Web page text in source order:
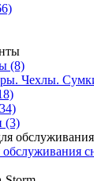
(8)
Чехлы.
(3)